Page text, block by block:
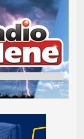
00:27